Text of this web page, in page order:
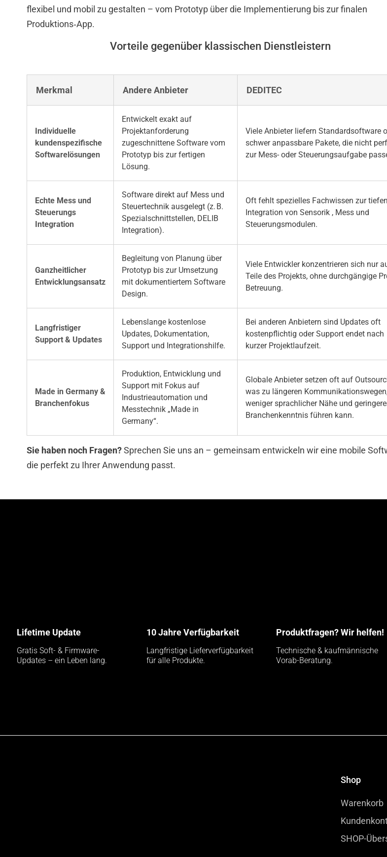
flexibel und mobil zu gestalten – vom Prototyp über die Implementierung bis zur finalen
Produktions‑App.
Vorteile gegenüber klassischen Dienstleistern
Merkmal Andere Anbieter DEDITEC
Individuelle
kundenspezifische
Softwarelösungen
Entwickelt exakt auf
Projektanforderung
zugeschnittene Software vom
Prototyp bis zur fertigen
Lösung.
Viele Anbieter liefern Standardsoftware
schwer anpassbare Pakete, die nicht
zur Mess- oder Steuerungsaufgabe
Echte Mess und
Steuerungs
Integration
Software direkt auf Mess und
Steuertechnik ausgelegt (z. B.
Spezialschnittstellen, DELIB
Integration).
Oft fehlt spezielles Fachwissen zur tiefen
Integration von Sensorik , Mess und
Steuerungsmodulen.
Ganzheitlicher
Entwicklungsansatz
Begleitung von Planung über
Prototyp bis zur Umsetzung
mit dokumentiertem Software
Design.
Viele Entwickler konzentrieren sich nur
Teile des Projekts, ohne durchgängige
Betreuung.
Langfristiger
Support & Updates
Lebenslange kostenlose
Updates, Dokumentation,
Support und Integrationshilfe.
Bei anderen Anbietern sind Updates oft
kostenpflichtig oder Support endet nach
kurzer Projektlaufzeit.
Made in Germany &
Branchenfokus
Produktion, Entwicklung und
Support mit Fokus auf
Industrieautomation und
Messtechnik „Made in
Germany“.
Globale Anbieter setzen oft auf
was zu längeren
weniger sprachlicher Nähe und
Branchenkenntnis führen kann.
Sie haben noch Fragen?Sprechen Sie uns an – gemeinsam entwickeln wir eine mobile
die perfekt zu Ihrer Anwendung passt.
Lifetime Update
Gratis Soft- & Firmware-
Updates – ein Leben lang.
10 Jahre Verfügbarkeit
Langfristige Lieferverfügbarkeit
für alle Produkte.
Produktfragen? Wir helfen!
Technische & kaufmännische
Vorab-Beratung.
Shop
Warenkorb
SHOP-